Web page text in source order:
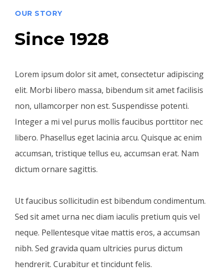
OUR STORY
Since 1928
Lorem ipsum dolor sit amet, consectetur adipiscing
elit. Morbi libero massa, bibendum sit amet facilisis
non, ullamcorper non est. Suspendisse potenti.
Integer a mi vel purus mollis faucibus porttitor nec
libero. Phasellus eget lacinia arcu. Quisque ac enim
accumsan, tristique tellus eu, accumsan erat. Nam
dictum ornare sagittis.
Ut faucibus sollicitudin est bibendum condimentum.
Sed sit amet urna nec diam iaculis pretium quis vel
neque. Pellentesque vitae mattis eros, a accumsan
nibh. Sed gravida quam ultricies purus dictum
hendrerit. Curabitur et tincidunt felis.